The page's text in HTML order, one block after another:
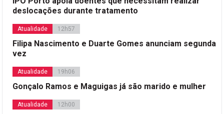
deslocações durante tratamento
Atualidade 12h57
Filipa Nascimento e Duarte Gomes anunciam segunda
vez
Atualidade 19h06
Gonçalo Ramos e Maguigas já são marido e mulher
Atualidade 12h00